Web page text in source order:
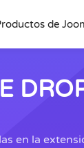
de
en la